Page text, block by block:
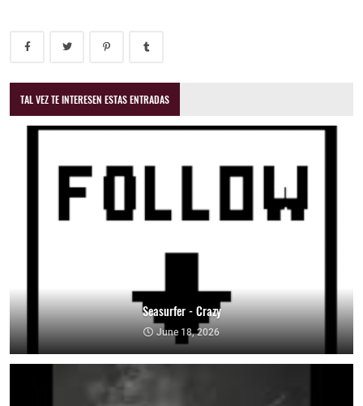
TAL VEZ TE INTERESEN ESTAS ENTRADAS
Seasurfer - Crazy
June 18, 2026